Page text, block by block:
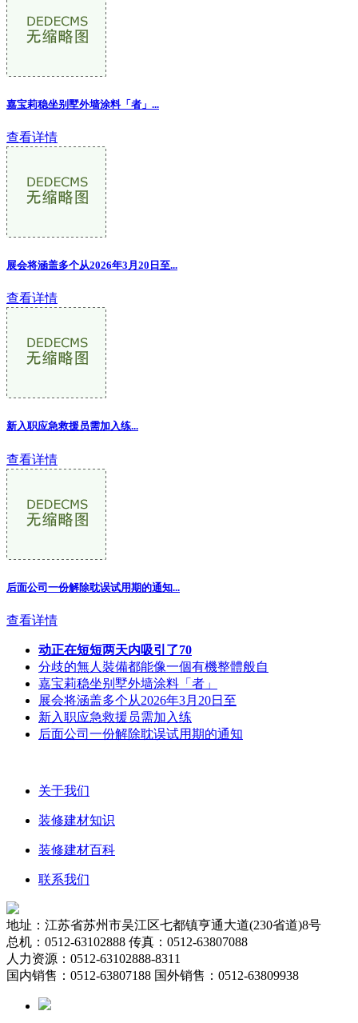
嘉宝莉稳坐别墅外墙涂料「者」...
查看详情
展会将涵盖多个从2026年3月20日至...
查看详情
新入职应急救援员需加入练...
查看详情
后面公司一份解除耽误试用期的通知...
查看详情
动正在短短两天内吸引了70
分歧的無人裝備都能像一個有機整體般自
嘉宝莉稳坐别墅外墙涂料「者」
展会将涵盖多个从2026年3月20日至
新入职应急救援员需加入练
后面公司一份解除耽误试用期的通知
关于我们
装修建材知识
装修建材百科
联系我们
地址：江苏省苏州市吴江区七都镇亨通大道(230省道)8号
总机：0512-63102888 传真：0512-63807088
人力资源：0512-63102888-8311
国内销售：0512-63807188 国外销售：0512-63809938